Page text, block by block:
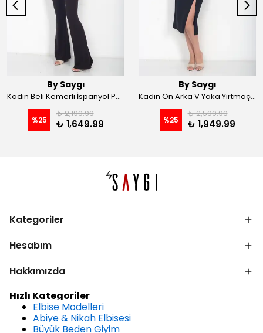
By Saygı
Kadın Beli Kemerli İspanyol Paça Likralı Krep Pantolon - Kahve
%25
₺ 2,199.99
₺ 1,649.99
By Saygı
Kadın Ön Arka V Yaka Yırtmaçlı Likralı Scuba Midi Elbise - Siyah
%25
₺ 2,599.99
₺ 1,949.99
Kategoriler
Hesabım
Hakkımızda
Hızlı Kategoriler
Elbise Modelleri
Abiye & Nikah Elbisesi
Büyük Beden Giyim